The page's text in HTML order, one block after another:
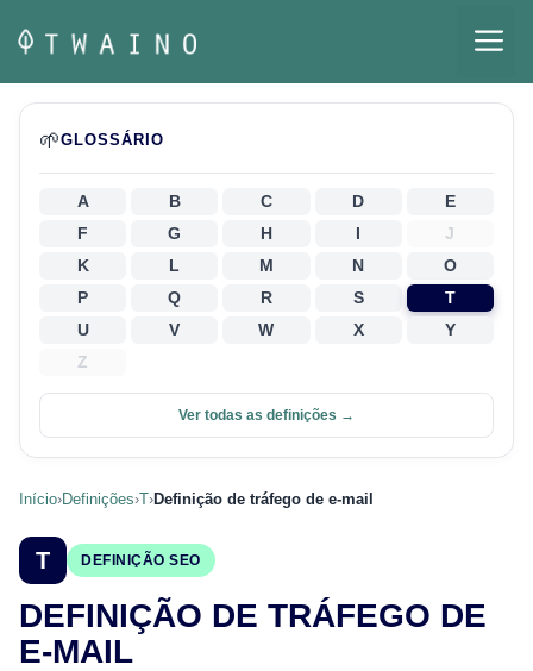
para
o
🌱GLOSSÁRIO
A B C D
E
F
G H I
J
K
L M N
O
P
Q R S
T
U
V W X
Y
Z
Ver todas as definições →
Início›Definições›T›Definição de tráfego de e-mail
T DEFINIÇÃO SEO
DEFINIÇÃO DE TRÁFEGO DE
E-MAIL